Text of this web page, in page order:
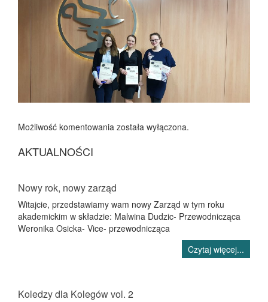
Możliwość komentowania została wyłączona.
AKTUALNOŚCI
Nowy rok, nowy zarząd
Witajcie, przedstawiamy wam nowy Zarząd w tym roku
akademickim w składzie: Malwina Dudzic- Przewodnicząca
Weronika Osicka- Vice- przewodnicząca
Czytaj więcej...
Koledzy dla Kolegów vol. 2